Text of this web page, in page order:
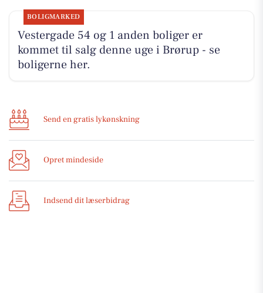
BOLIGMARKED
Vestergade 54 og 1 anden boliger er
kommet til salg denne uge i Brørup - se
boligerne her.
Send en gratis lykønskning
Opret mindeside
Indsend dit læserbidrag